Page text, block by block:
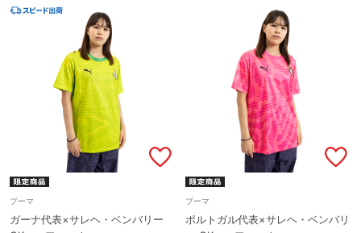
プーマ
ガーナ代表×サレヘ・ベンバリー
プーマ
ポルトガル代表×サレヘ・ベンバリ